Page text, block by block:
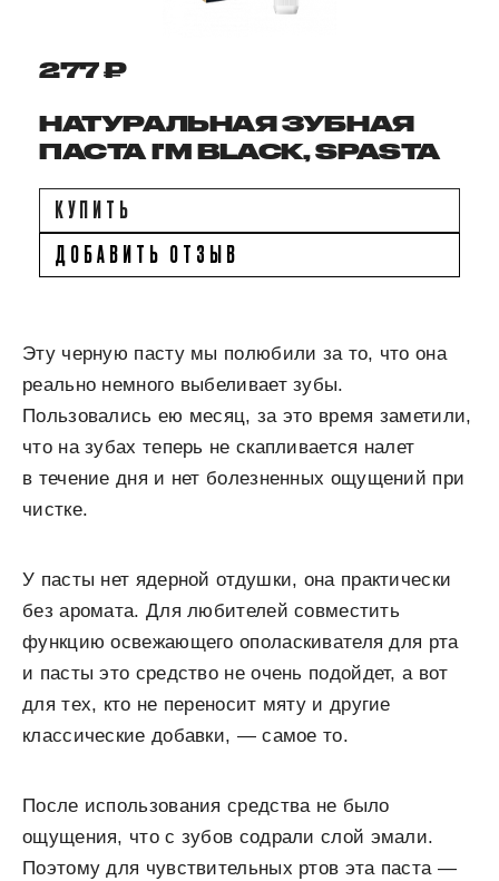
277 ₽
НАТУРАЛЬНАЯ ЗУБНАЯ
ПАСТА I'M BLACK, SPASTA
КУПИТЬ
ДОБАВИТЬ ОТЗЫВ
Эту черную пасту мы полюбили за то, что она
реально немного выбеливает зубы.
Пользовались ею месяц, за это время заметили,
что на зубах теперь не скапливается налет
в течение дня и нет болезненных ощущений при
чистке.
У пасты нет ядерной отдушки, она практически
без аромата. Для любителей совместить
функцию освежающего ополаскивателя для рта
и пасты это средство не очень подойдет, а вот
для тех, кто не переносит мяту и другие
классические добавки, — самое то.
После использования средства не было
ощущения, что с зубов содрали слой эмали.
Поэтому для чувствительных ртов эта паста —